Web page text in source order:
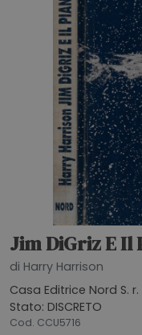
Jim DiGriz E
di Harry Harrison
Casa Editrice Nord S. r.
Stato: DISCRETO
Cod. CCU5716